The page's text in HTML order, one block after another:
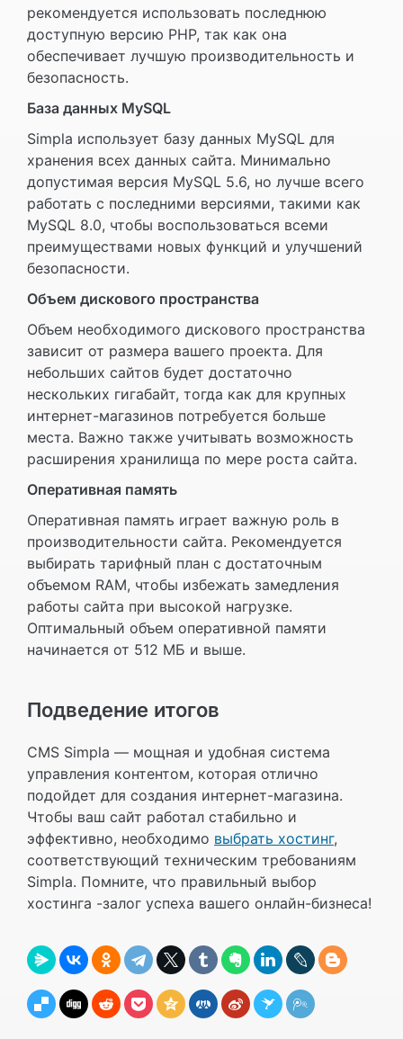
рекомендуется использовать последнюю
доступную версию PHP, так как она
обеспечивает лучшую производительность и
безопасность.
База данных MySQL
Simpla использует базу данных MySQL для
хранения всех данных сайта. Минимально
допустимая версия MySQL 5.6, но лучше всего
работать с последними версиями, такими как
MySQL 8.0, чтобы воспользоваться всеми
преимуществами новых функций и улучшений
безопасности.
Объем дискового пространства
Объем необходимого дискового пространства
зависит от размера вашего проекта. Для
небольших сайтов будет достаточно
нескольких гигабайт, тогда как для крупных
интернет-магазинов потребуется больше
места. Важно также учитывать возможность
расширения хранилища по мере роста сайта.
Оперативная память
Оперативная память играет важную роль в
производительности сайта. Рекомендуется
выбирать тарифный план с достаточным
объемом RAM, чтобы избежать замедления
работы сайта при высокой нагрузке.
Оптимальный объем оперативной памяти
начинается от 512 МБ и выше.
Подведение итогов
CMS Simpla — мощная и удобная система
управления контентом, которая отлично
подойдет для создания интернет-магазина.
Чтобы ваш сайт работал стабильно и
эффективно, необходимо выбрать хостинг,
соответствующий техническим требованиям
Simpla. Помните, что правильный выбор
хостинга -залог успеха вашего онлайн-бизнеса!